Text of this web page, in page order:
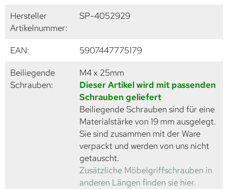
Hersteller
Artikelnummer:
SP-4052929
EAN:
5907447775179
Beiliegende
Schrauben:
M4 x 25mm
Dieser Artikel wird mit passenden
Schrauben geliefert
Beiliegende Schrauben sind für eine
Materialstärke von 19 mm ausgelegt.
Sie sind zusammen mit der Ware
verpackt und werden von uns nicht
getauscht.
Zusätzliche Möbelgriffschrauben in
anderen Längen finden sie hier.